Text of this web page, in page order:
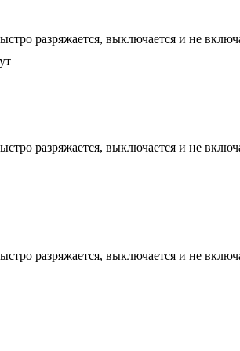
разряжается, выключается и не
разряжается, выключается и не
разряжается, выключается и не